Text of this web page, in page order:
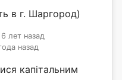
в г. Шаргород)
лет назад
назад
капітальним